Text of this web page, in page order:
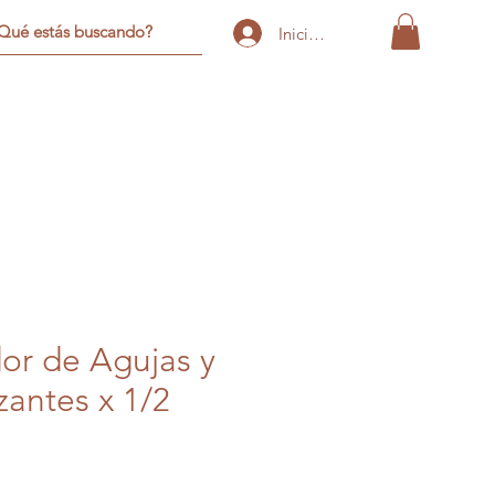
Iniciar sesión
de Agujas y
x 1/2